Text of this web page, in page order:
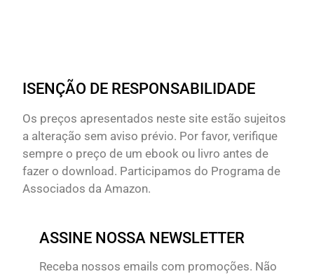
ISENÇÃO DE RESPONSABILIDADE
Os preços apresentados neste site estão sujeitos
a alteração sem aviso prévio. Por favor, verifique
sempre o preço de um ebook ou livro antes de
fazer o download. Participamos do Programa de
Associados da Amazon.
ASSINE NOSSA NEWSLETTER
Receba nossos emails com promoções. Não